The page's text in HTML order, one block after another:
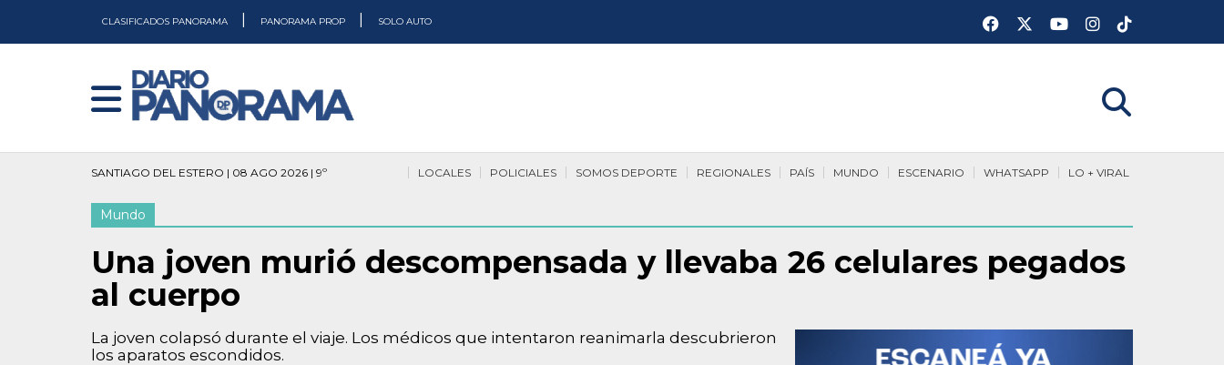
CLASIFICADOS PANORAMA PANORAMA PROP SOLO AUTO
SANTIAGO DEL ESTERO | 08 AGO 2026 | 9º LO + VIRAL
WHATSAPP
ESCENARIO
MUNDO
PAÍS
REGIONALES
SOMOS DEPORTE
POLICIALES
LOCALES
Mundo
Una joven murió descompensada y llevaba 26 celulares pegados
al cuerpo
La joven colapsó durante el viaje. Los médicos que intentaron reanimarla descubrieron
los aparatos escondidos.